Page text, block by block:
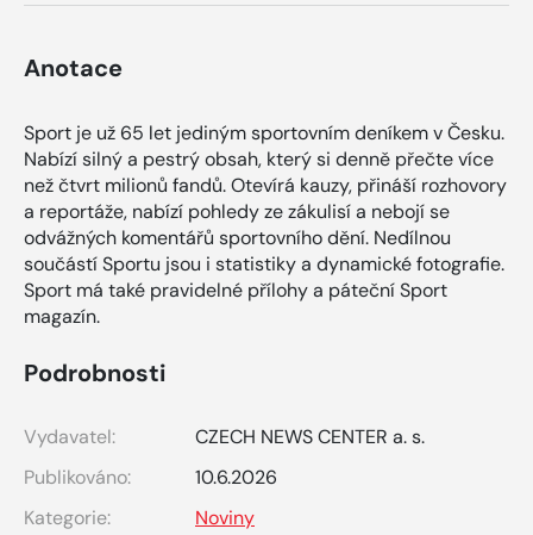
Anotace
Sport je už 65 let jediným sportovním deníkem v Česku.
Nabízí silný a pestrý obsah, který si denně přečte více
než čtvrt milionů fandů. Otevírá kauzy, přináší rozhovory
a reportáže, nabízí pohledy ze zákulisí a nebojí se
odvážných komentářů sportovního dění. Nedílnou
součástí Sportu jsou i statistiky a dynamické fotografie.
Sport má také pravidelné přílohy a páteční Sport
magazín.
Podrobnosti
Vydavatel:
CZECH NEWS CENTER a. s.
Publikováno:
10.6.2026
Kategorie:
Noviny